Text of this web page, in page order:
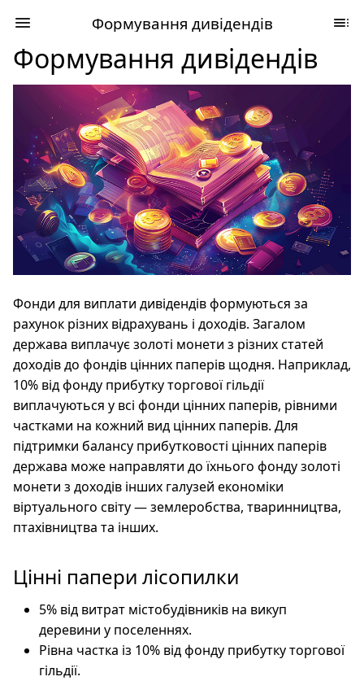
Формування дивідендів
Формування дивідендів
Фонди для виплати дивідендів формуються за
рахунок різних відрахувань і доходів. Загалом
держава виплачує золоті монети з різних статей
доходів до фондів цінних паперів щодня. Наприклад,
10% від фонду прибутку торгової гільдії
виплачуються у всі фонди цінних паперів, рівними
частками на кожний вид цінних паперів. Для
підтримки балансу прибутковості цінних паперів
держава може направляти до їхнього фонду золоті
монети з доходів інших галузей економіки
віртуального світу — землеробства, тваринництва,
птахівництва та інших.
Цінні папери лісопилки
5% від витрат містобудівників на викуп
деревини у поселеннях.
Рівна частка із 10% від фонду прибутку торгової
гільдії.